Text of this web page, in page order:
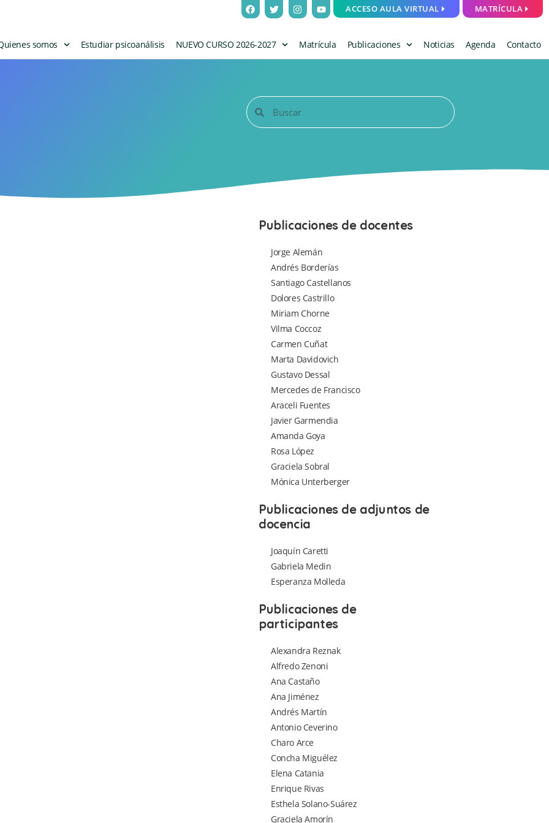
ACCESO AULA VIRTUAL MATRÍCULA
somos Estudiar psicoanálisis NUEVO CURSO 2026-2027 Matrícula Publicaciones Noticias Agenda Contacto
Publicaciones de docentes
Jorge Alemán
Andrés Borderías
Santiago Castellanos
Dolores Castrillo
Miriam Chorne
Vilma Coccoz
Carmen Cuñat
Marta Davidovich
Gustavo Dessal
Mercedes de Francisco
Araceli Fuentes
Javier Garmendia
Amanda Goya
Rosa López
Graciela Sobral
Mónica Unterberger
Publicaciones de adjuntos de
docencia
Joaquín Caretti
Gabriela Medin
Esperanza Molleda
Publicaciones de
participantes
Alexandra Reznak
Alfredo Zenoni
Ana Castaño
Ana Jiménez
Andrés Martín
Antonio Ceverino
Charo Arce
Concha Miguélez
Elena Catania
Enrique Rivas
Esthela Solano-Suárez
Graciela Amorín